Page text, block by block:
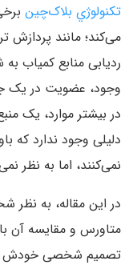
تکنولوژي بلاک‌چین‌
می‌کند؛ مانند
ردیابی منابع کمیاب
وجود، عضویت در یک
در بیشتر موارد، یک
دلیلی وجود ندارد که
نمی‌کنند، اما به نظر
در این مقاله، به
متاورس و مقایسه آن
تصمیم شخصی خودش